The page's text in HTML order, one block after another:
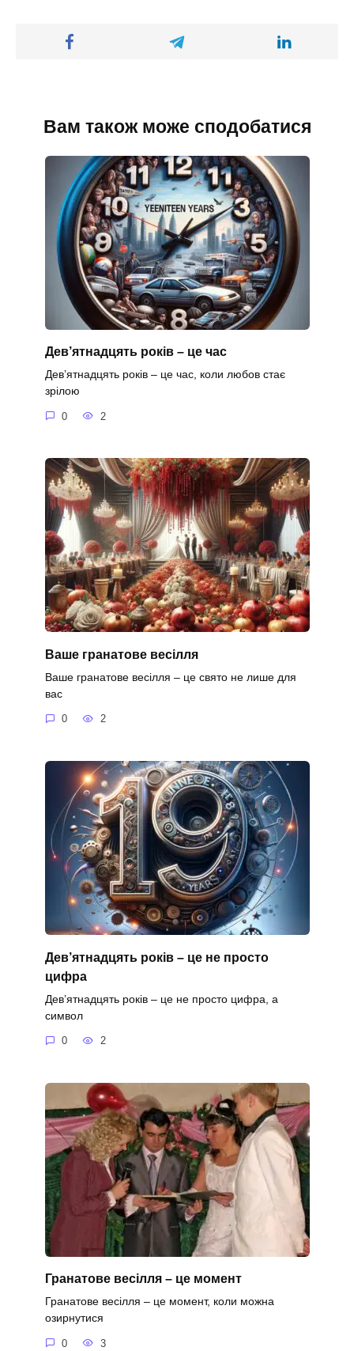
Вам також може сподобатися
Дев’ятнадцять років – це час
Дев’ятнадцять років – це час, коли любов стає
зрілою
0 2
Ваше гранатове весілля
Ваше гранатове весілля – це свято не лише для
вас
0 2
Дев’ятнадцять років – це не просто
цифра
Дев’ятнадцять років – це не просто цифра, а
символ
0 2
Гранатове весілля – це момент
Гранатове весілля – це момент, коли можна
озирнутися
0 3